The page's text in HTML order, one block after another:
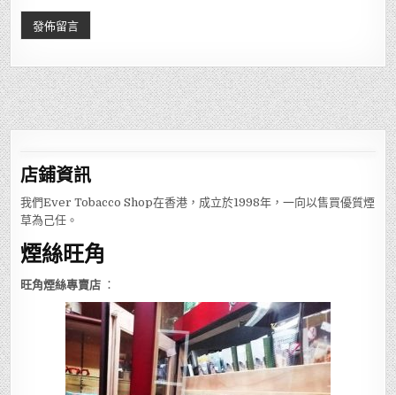
店鋪資訊
我們Ever Tobacco Shop在香港，成立於1998年，一向以售買優質煙
草為己任。
煙絲旺角
旺角煙絲專賣店 ：